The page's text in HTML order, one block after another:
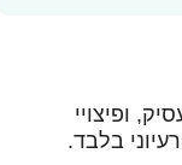
ופיצויי
בלבד.